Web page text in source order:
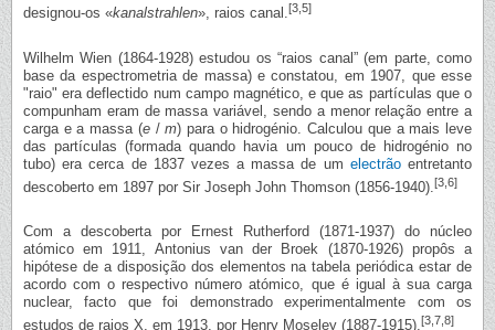
designou-os «kanalstrahlen», raios canal.[3,5]
Wilhelm Wien (1864-1928) estudou os “raios canal” (em parte, como
base da espectrometria de massa) e constatou, em 1907, que esse
"raio" era deflectido num campo magnético, e que as partículas que o
compunham eram de massa variável, sendo a menor relação entre a
carga e a massa (e/m) para o hidrogénio. Calculou que a mais leve
das partículas (formada quando havia um pouco de hidrogénio no
tubo) era cerca de 1837 vezes a massa de um electrãoentretanto
descoberto em 1897 por Sir Joseph John Thomson (1856-1940). [3,6]
Com a descoberta por Ernest Rutherford (1871-1937) do núcleo
atómico em 1911, Antonius van der Broek (1870-1926) propôs a
hipótese de a disposição dos elementos na tabela periódica estar de
acordo com o respectivo número atómico, que é igual à sua carga
nuclear, facto que foi demonstrado experimentalmente com os
estudos de raios X, em 1913, por Henry Moseley (1887-1915).[3,7,8]